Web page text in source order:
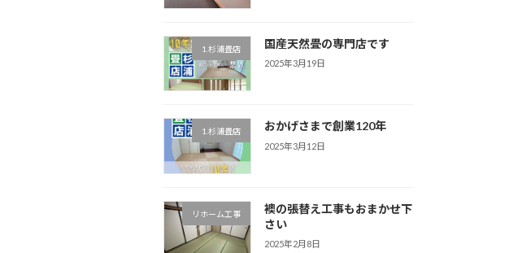
1.杉浦畳店 国産天然畳の専門店です
2025年3月19日
1.杉浦畳店 おかげさまで創業120年
2025年3月12日
リホーム工事
襖の張替え工事もおまかせ下
さい
2025年2月8日